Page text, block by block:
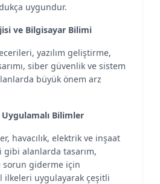
uygundur.
ve Bilgisayar Bilimi
yazılım geliştirme,
siber güvenlik ve sistem
büyük önem arz
Bilimler
havacılık, elektrik ve inşaat
alanlarda tasarım,
sorun giderme için
ilkeleri uygulayarak çeşitli